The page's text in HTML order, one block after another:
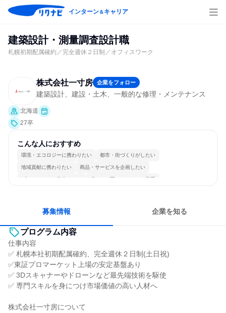
インターン＆キャリア
建築設計・測量調査設計職
札幌初期配属確約／完全週休２日制／オフィスワーク
株式会社一寸房 企業をフォロー
建築設計、建設・土木、一般的な修理・メンテナンス
北海道
27卒
こんな人におすすめ
環境・エコロジーに携わりたい 都市・街づくりがしたい
地域貢献に携わりたい 商品・サービスを企画したい
プロジェクトを推進したい 穏やかで互いのペースを尊重
募集情報 企業を知る
プログラム内容
仕事内容
✅ 札幌本社初期配属確約、完全週休２日制(土日祝)
✅東証プロマーケット上場の安定基盤あり
✅ 3Dスキャナーやドローンなど最先端技術を駆使
✅ 専門スキルを身につけ市場価値の高い人材へ
株式会社一寸房について